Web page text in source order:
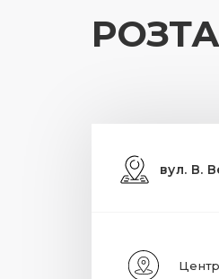
вул. В.